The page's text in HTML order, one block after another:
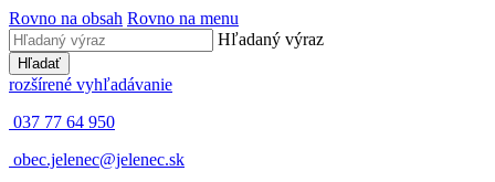
Rovno na obsah Rovno na menu
Hľadaný výraz
Hľadať
rozšírené vyhľadávanie
037 77 64 950
obec.jelenec@jelenec.sk